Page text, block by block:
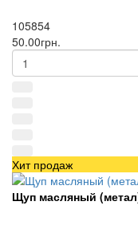
105854
50.00грн.
Хит продаж
Щуп масляный